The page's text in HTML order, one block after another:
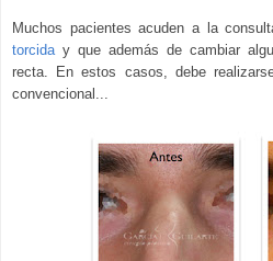
Muchos pacientes acuden a la
torciday que además de cambiar
recta. En estos casos, debe
convencional...